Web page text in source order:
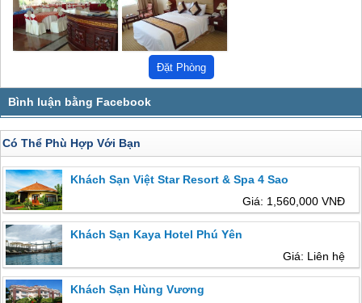
Có Thể Phù Hợp Với Bạn
Khách Sạn Việt Star Resort & Spa 4 Sao
Giá: 1,560,000 VNĐ
Khách Sạn Kaya Hotel Phú Yên
Giá: Liên hệ
Khách Sạn Hùng Vương